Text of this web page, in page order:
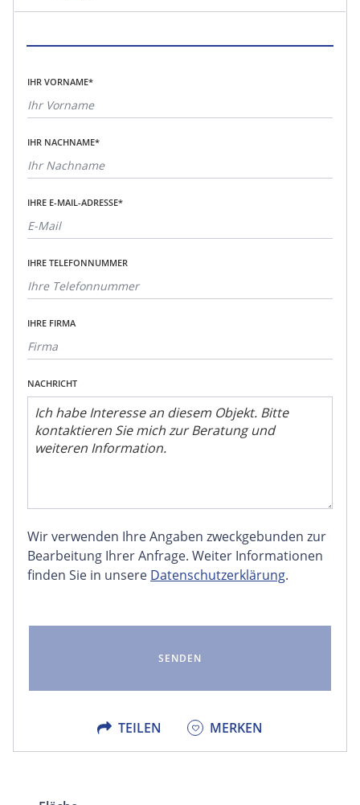
IHR VORNAME*
IHR NACHNAME*
IHRE E-MAIL-ADRESSE*
IHRE TELEFONNUMMER
IHRE FIRMA
NACHRICHT
Wir verwenden Ihre Angaben zweckgebunden zur
Bearbeitung Ihrer Anfrage. Weiter Informationen
finden Sie in unsere Datenschutzerklärung.
TEILEN
FACEBOOK
X
MERKEN